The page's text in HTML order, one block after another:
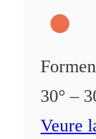
30° –
Veure